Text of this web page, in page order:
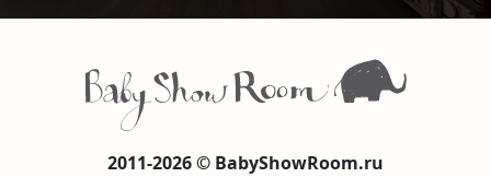
2011-2026 © BabyShowRoom.ru